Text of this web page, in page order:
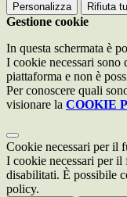
Personalizza Rifiuta
Gestione cookie
In questa schermata è
I cookie necessari
piattaforma e non è
Per conoscere quali
visionare la COOKIE
Cookie necessari per il
I cookie necessari per il
disabilitati. È possibile
policy.